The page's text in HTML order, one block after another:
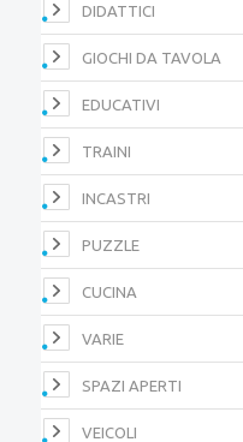
DIDATTICI
GIOCHI DA TAVOLA
EDUCATIVI
TRAINI
INCASTRI
PUZZLE
CUCINA
VARIE
SPAZI APERTI
VEICOLI